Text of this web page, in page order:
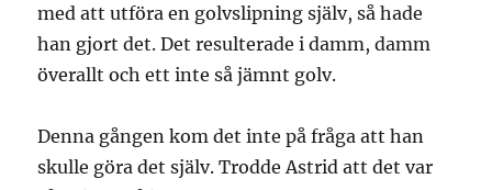
med att utföra en golvslipning själv, så hade
han gjort det. Det resulterade i damm, damm
överallt och ett inte så jämnt golv.
Denna gången kom det inte på fråga att han
skulle göra det själv. Trodde Astrid att det var